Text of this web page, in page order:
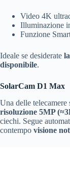
Video 4K
Illuminazione
Funzione
Ideale se desiderate
disponibile.
SolarCam D1 Max
Una delle
risoluzione 5MP
ciechi. Segue
contempo visione